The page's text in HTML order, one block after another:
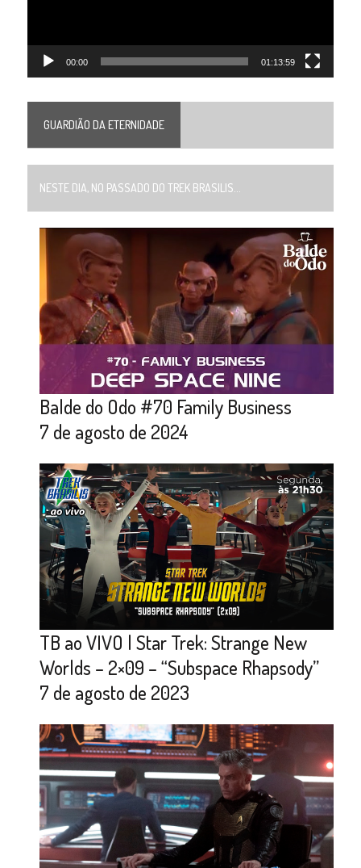
00:00 01:13:59
GUARDIÃO DA ETERNIDADE
NESTE DIA, NO PASSADO DO TREK BRASILIS...
Balde do Odo #70 Family Business
7 de agosto de 2024
TB ao VIVO | Star Trek: Strange New
Worlds – 2×09 – “Subspace Rhapsody”
7 de agosto de 2023